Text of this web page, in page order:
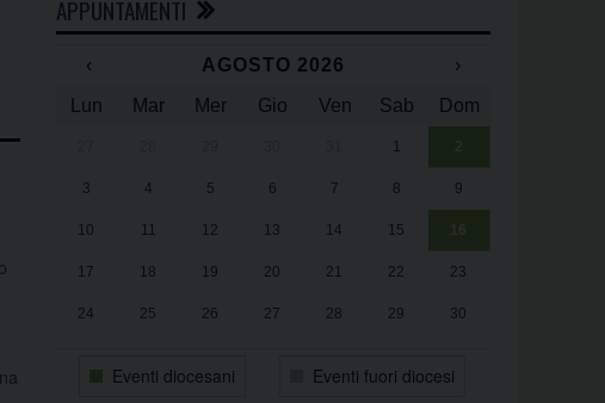
APPUNTAMENTI
‹ AGOSTO 2026
›
Lun
Mar Mer Gio Ven Sab Dom
1 2
3 4 5 6 7 8 9
10 11 12 13 14 15 16
17 18 19 20 21 22 23
24 25 26 27 28 29 30
Eventi diocesani Eventi fuori diocesi